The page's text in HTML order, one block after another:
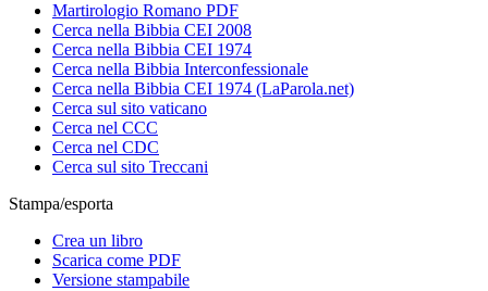
Martirologio Romano PDF
Cerca nella Bibbia CEI 2008
Cerca nella Bibbia CEI 1974
Cerca nella Bibbia Interconfessionale
Cerca nella Bibbia CEI 1974 (LaParola.net)
Cerca sul sito vaticano
Cerca nel CCC
Cerca nel CDC
Cerca sul sito Treccani
Stampa/esporta
Crea un libro
Scarica come PDF
Versione stampabile